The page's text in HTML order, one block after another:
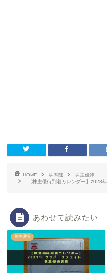
HOME 株関連
株主優待
【株主優待到着カレンダー】
あわせて読みたい
株主優待